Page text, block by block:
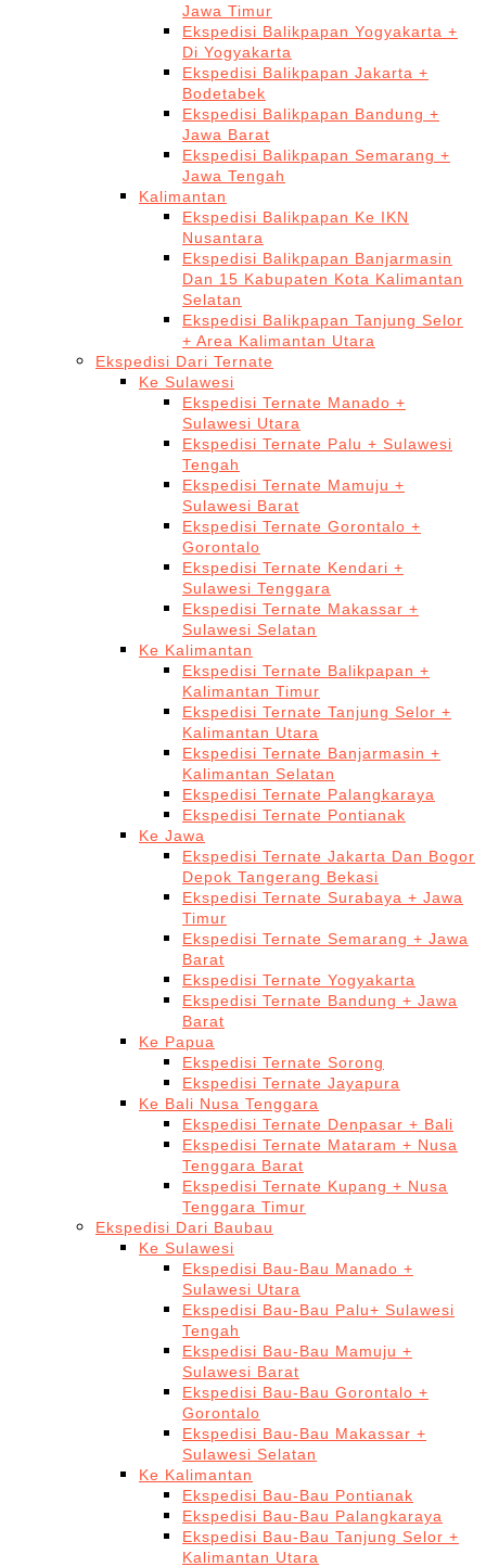
Jawa Timur
Ekspedisi Balikpapan Yogyakarta +
Di Yogyakarta
Ekspedisi Balikpapan Jakarta +
Bodetabek
Ekspedisi Balikpapan Bandung +
Jawa Barat
Ekspedisi Balikpapan Semarang +
Jawa Tengah
Kalimantan
Ekspedisi Balikpapan Ke IKN
Nusantara
Ekspedisi Balikpapan Banjarmasin
Dan 15 Kabupaten Kota Kalimantan
Selatan
Ekspedisi Balikpapan Tanjung Selor
+ Area Kalimantan Utara
Ekspedisi Dari Ternate
Ke Sulawesi
Ekspedisi Ternate Manado +
Sulawesi Utara
Ekspedisi Ternate Palu + Sulawesi
Tengah
Ekspedisi Ternate Mamuju +
Sulawesi Barat
Ekspedisi Ternate Gorontalo +
Gorontalo
Ekspedisi Ternate Kendari +
Sulawesi Tenggara
Ekspedisi Ternate Makassar +
Sulawesi Selatan
Ke Kalimantan
Ekspedisi Ternate Balikpapan +
Kalimantan Timur
Ekspedisi Ternate Tanjung Selor +
Kalimantan Utara
Ekspedisi Ternate Banjarmasin +
Kalimantan Selatan
Ekspedisi Ternate Palangkaraya
Ekspedisi Ternate Pontianak
Ke Jawa
Ekspedisi Ternate Jakarta Dan Bogor
Depok Tangerang Bekasi
Ekspedisi Ternate Surabaya + Jawa
Timur
Ekspedisi Ternate Semarang + Jawa
Barat
Ekspedisi Ternate Yogyakarta
Ekspedisi Ternate Bandung + Jawa
Barat
Ke Papua
Ekspedisi Ternate Sorong
Ekspedisi Ternate Jayapura
Ke Bali Nusa Tenggara
Ekspedisi Ternate Denpasar + Bali
Ekspedisi Ternate Mataram + Nusa
Tenggara Barat
Ekspedisi Ternate Kupang + Nusa
Tenggara Timur
Ekspedisi Dari Baubau
Ke Sulawesi
Ekspedisi Bau-Bau Manado +
Sulawesi Utara
Ekspedisi Bau-Bau Palu+ Sulawesi
Tengah
Ekspedisi Bau-Bau Mamuju +
Sulawesi Barat
Ekspedisi Bau-Bau Gorontalo +
Gorontalo
Ekspedisi Bau-Bau Makassar +
Sulawesi Selatan
Ke Kalimantan
Ekspedisi Bau-Bau Pontianak
Ekspedisi Bau-Bau Palangkaraya
Ekspedisi Bau-Bau Tanjung Selor +
Kalimantan Utara